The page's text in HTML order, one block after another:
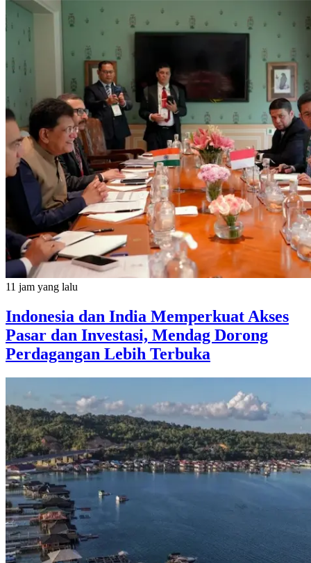
11 jam yang lalu
Indonesia dan India Memperkuat Akses
Pasar dan Investasi, Mendag Dorong
Perdagangan Lebih Terbuka